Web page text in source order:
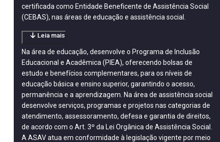
certificada como Entidade Beneficente de Assistência Social
(CEBAS), nas áreas de educação e assistência social.
Leia mais
Na área de educação, desenvolve o Programa de Inclusão
Educacional e Acadêmica (PIEA), oferecendo bolsas de
estudo e benefícios complementares, para os níveis de
educação básica e ensino superior, garantindo o acesso,
permanência e a aprendizagem. Na área de assistência social
desenvolve serviços, programas e projetos nas categorias de
atendimento, assessoramento, defesa e garantia de direitos,
de acordo com o Art. 3º da Lei Orgânica de Assistência Social.
A ASAV atua em conformidade à legislação vigente por meio